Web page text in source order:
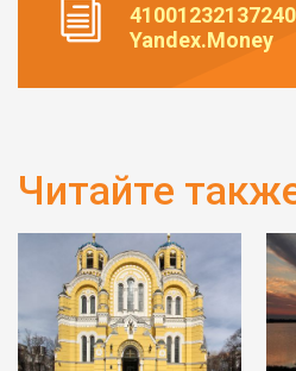
Yandex.Money
Читайте